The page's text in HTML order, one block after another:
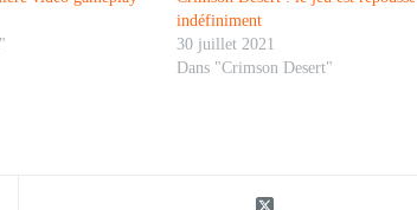
indéfiniment
30 juillet 2021
Dans "Crimson Desert"